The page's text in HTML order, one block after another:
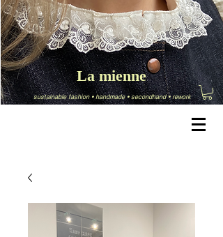
sustainable fashion •handmade•secondhand•rework
La mienne